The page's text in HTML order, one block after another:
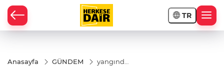
TR
Anasayfa GÜNDEM
yangında